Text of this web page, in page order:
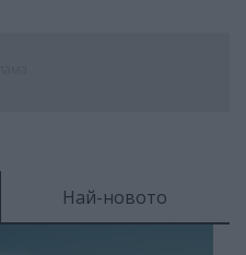
Най-новото